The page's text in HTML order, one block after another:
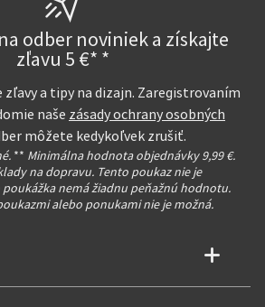
odber noviniek a získajte
zľavu 5 €* *
a tipy na dizajn. Zaregistrovaním
naše zásady ochrany osobných
môžete kedykoľvek zrušiť.
** Minimálna hodnota objednávky 9,99 €.
na dopravu. Tento poukaz nie je
nemá žiadnu peňažnú hodnotu.
alebo ponukami nie je možná.